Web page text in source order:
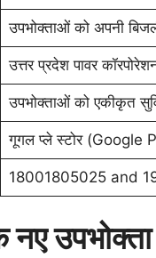
उपभोक्ताओं को अपनी
उत्तर प्रदेश पावर
उपभोक्ताओं को एकीकृत
गूगल प्ले स्टोर (Google
18001805025 and
उपभोक्ता